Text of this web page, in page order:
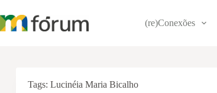
para
o
(re)Conexões
Tags Lucinéia Maria Bicalho